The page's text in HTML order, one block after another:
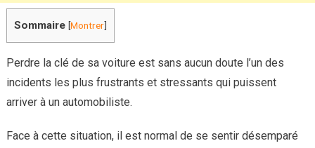
Sommaire [Montrer]
Perdre la clé de sa voiture est sans aucun doute l’un des
incidents les plus frustrants et stressants qui puissent
arriver à un automobiliste.
Face à cette situation, il est normal de se sentir désemparé